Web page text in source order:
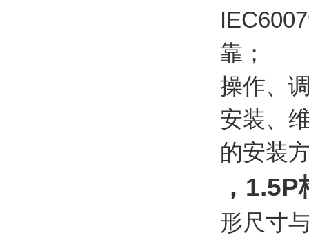
靠；
操作、
安装、
的安装
，
形尺寸